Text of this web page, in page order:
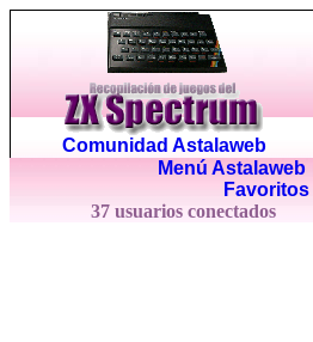
Comunidad Astalaweb
Menú Astalaweb|
Favoritos
37 usuarios conectados